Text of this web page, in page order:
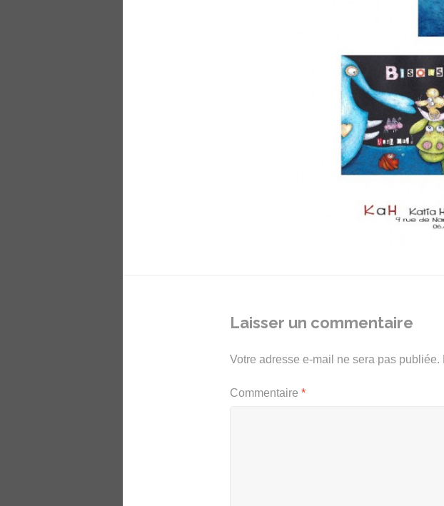
Laisser un commentaire
Votre adresse e-mail ne sera pas publiée.
Commentaire *